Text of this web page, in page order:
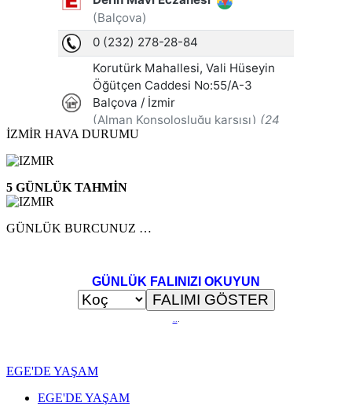
İZMİR HAVA DURUMU
5 GÜNLÜK TAHMİN
GÜNLÜK BURCUNUZ …
GÜNLÜK FALINIZI OKUYUN
...
EGE'DE YAŞAM
EGE'DE YAŞAM